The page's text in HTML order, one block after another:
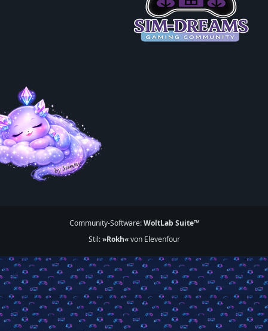
Community-Software:WoltLab Suite™
Stil:»Rokh«von Elevenfour